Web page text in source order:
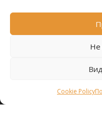
Не
Cookie Policy